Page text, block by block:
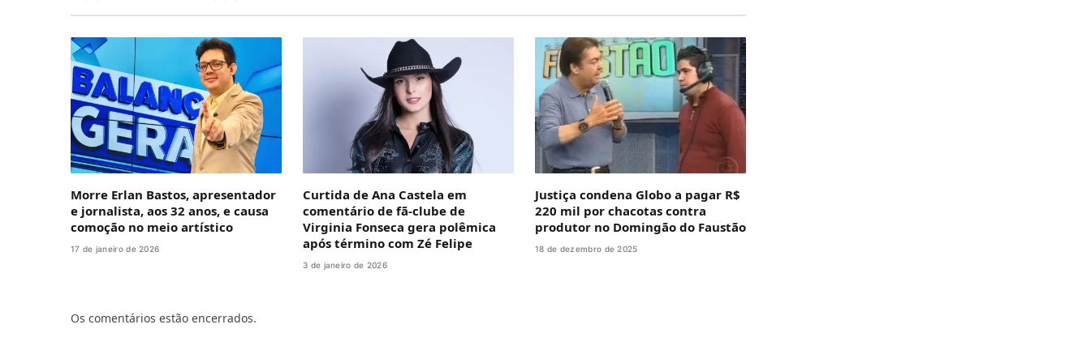
Morre Erlan Bastos, apresentador
e jornalista, aos 32 anos, e causa
comoção no meio artístico
17 de janeiro de 2026
Curtida de Ana Castela em
comentário de fã-clube de
Virginia Fonseca gera polêmica
após término com Zé Felipe
3 de janeiro de 2026
Justiça condena Globo a pagar R$
220 mil por chacotas contra
produtor no Domingão do Faustão
18 de dezembro de 2025
Os comentários estão encerrados.